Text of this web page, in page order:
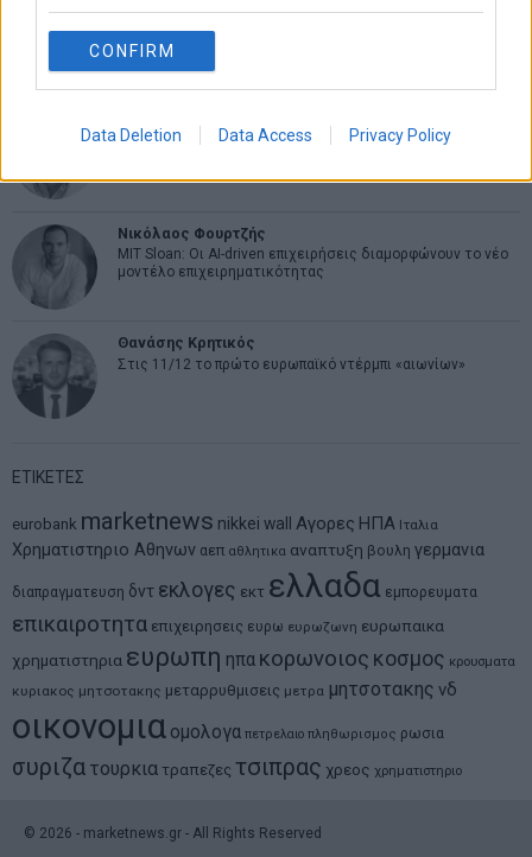
CONFIRM
Data Deletion Data Access Privacy Policy
Σταματίνα Σταματάκου
Η βία κατά των ζώων δεν αντέχει βολικές ερμηνείες
Δημήτρης Καμπουράκης
Από την αποθέωση στην καταγγελία: Η Ελλάδα πάντα
Νικόλαος Φουρτζής
MIT Sloan: Οι AI-driven επιχειρήσεις διαμορφώνουν το νέο
μοντέλο επιχειρηματικότητας
Θανάσης Κρητικός
Στις 11/12 το πρώτο ευρωπαϊκό ντέρμπι «αιωνίων»
ΕΤΙΚΕΤΕΣ
eurobank marketnews nikkei wall Αγορες ΗΠΑ Ιταλια
Χρηματιστηριο Αθηνων αεπ αθλητικα αναπτυξη βουλη γερμανια
διαπραγματευση δντ εκλογες εκτ ελλαδα εμπορευματα
επικαιροτητα επιχειρησεις ευρω ευρωζωνη ευρωπαικα
χρηματιστηρια ευρωπη ηπα κορωνοιος κοσμος κρουσματα
κυριακος μητσοτακης μεταρρυθμισεις μετρα μητσοτακης νδ
οικονομια ομολογα πετρελαιο πληθωρισμος ρωσια
συριζα τουρκια τραπεζες τσιπρας χρεος χρηματιστηριο
© 2026 - marketnews.gr - All Rights Reserved